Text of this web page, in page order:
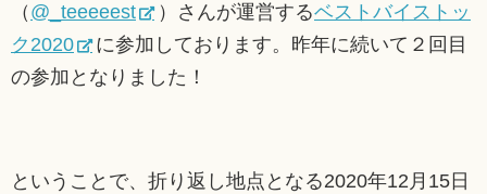
（ @_teeeeest ）さんが運営するベストバイストッ
ク2020
に参加しております。昨年に続いて２回目
の参加となりました！
ということで、折り返し地点となる2020年12月15日